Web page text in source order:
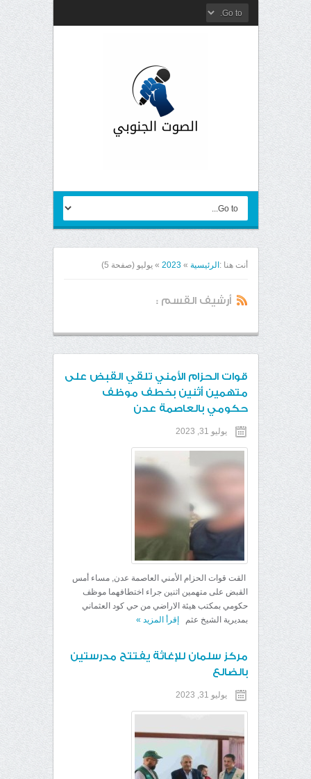
أنت هنا : الرئيسية »
2023
» يوليو (صفحة 5)
أرشيف القسم :
قوات الحزام الأمني تلقي القبض على
متهمين أثنين بخطف موظف
حكومي بالعاصمة عدن
يوليو 31, 2023
القت قوات الحزام الأمني العاصمة عدن, مساء أمس
القبض على متهمين اثنين جراء اختطافهما موظف
حكومي بمكتب هيئة الاراضي من حي كود العثماني
بمديرية الشيخ عثم
إقرأ المزيد »
مركز سلمان للإغاثة يفتتح مدرستين
بالضالع
يوليو 31, 2023